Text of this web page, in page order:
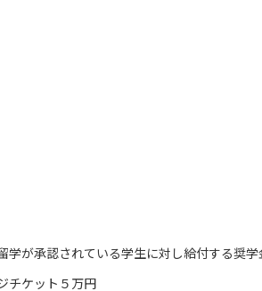
学が承認されている学生に対し給付する奨学
チケット５万円